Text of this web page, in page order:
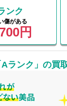
ンク
傷がある
円
Aランク」 の買